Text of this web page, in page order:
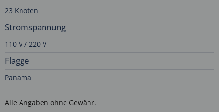
23 Knoten
Stromspannung
110 V / 220 V
Flagge
Panama
Alle Angaben ohne Gewähr.